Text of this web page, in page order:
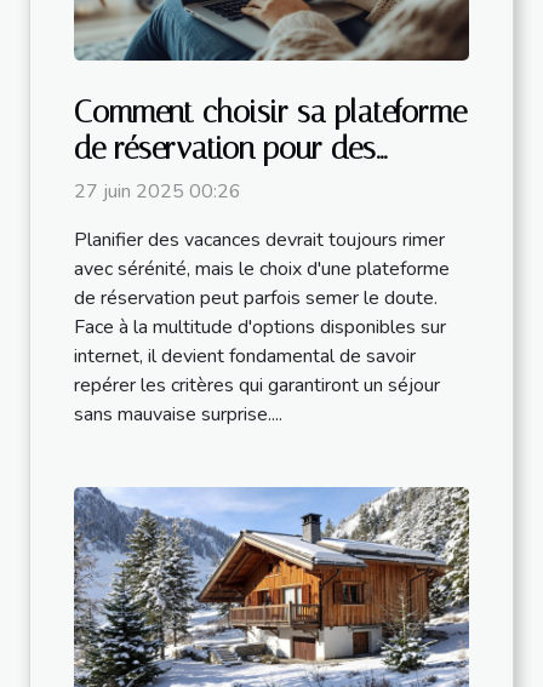
Comment choisir sa plateforme
de réservation pour des
vacances sans tracas ?
27 juin 2025 00:26
Planifier des vacances devrait toujours rimer
avec sérénité, mais le choix d'une plateforme
de réservation peut parfois semer le doute.
Face à la multitude d'options disponibles sur
internet, il devient fondamental de savoir
repérer les critères qui garantiront un séjour
sans mauvaise surprise....